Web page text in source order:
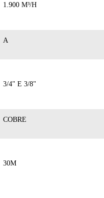
1.900 M³/H
A
3/4" E 3/8"
COBRE
30M